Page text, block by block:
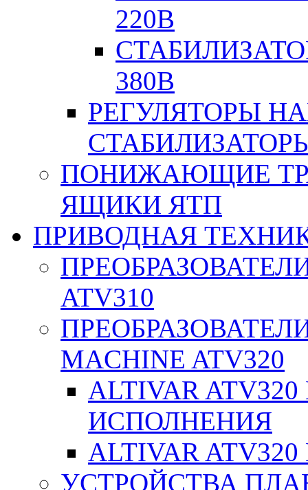
220В
380В
РЕГУЛЯТОРЫ
ПОНИЖАЮЩИЕ
ЯЩИКИ ЯТП
ПРИВОДНАЯ
ATV310
MACHINE ATV320
ALTIVAR
ИСПОЛНЕНИЯ
ALTIVAR
УСТРОЙСТВА